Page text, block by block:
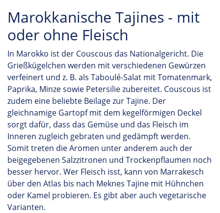
Marokkanische Tajines - mit
oder ohne Fleisch
In Marokko ist der Couscous das Nationalgericht. Die
Grießkügelchen werden mit verschiedenen Gewürzen
verfeinert und z. B. als Taboulé-Salat mit Tomatenmark,
Paprika, Minze sowie Petersilie zubereitet. Couscous ist
zudem eine beliebte Beilage zur Tajine. Der
gleichnamige Gartopfmit dem kegelförmigen Deckel
sorgt dafür, dass das Gemüse und das Fleisch im
Inneren zugleich gebraten und gedämpft werden.
Somit treten die Aromen unter anderem auch der
beigegebenen Salzzitronen und Trockenpflaumen noch
besser hervor. Wer Fleisch isst, kann von Marrakesch
über den Atlas bis nach Meknes Tajine mit Hühnchen
oder Kamel probieren. Es gibt aber auch vegetarische
Varianten.